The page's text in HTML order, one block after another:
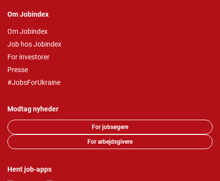
Om Jobindex
Om Jobindex
Job hos Jobindex
For investorer
Presse
#JobsForUkraine
Modtag nyheder
For jobsøgere
For arbejdsgivere
Hent job-apps